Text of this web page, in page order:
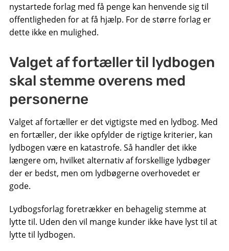
nystartede forlag med få penge kan henvende sig til
offentligheden for at få hjælp. For de større forlag er
dette ikke en mulighed.
Valget af fortæller til lydbogen
skal stemme overens med
personerne
Valget af fortæller er det vigtigste med en lydbog. Med
en fortæller, der ikke opfylder de rigtige kriterier, kan
lydbogen være en katastrofe. Så handler det ikke
længere om, hvilket alternativ af forskellige lydbøger
der er bedst, men om lydbøgerne overhovedet er
gode.
Lydbogsforlag foretrækker en behagelig stemme at
lytte til. Uden den vil mange kunder ikke have lyst til at
lytte til lydbogen.